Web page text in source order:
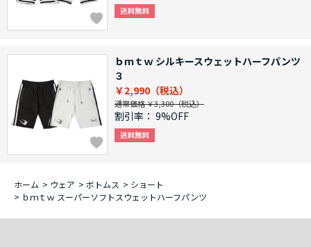
ｂｍｔｗ シルキースウェットハーフパンツ
３
￥2,990
通常価格 ￥3,300
割引率： 9%OFF
ホーム > ウェア > ボトムス > ショート
> ｂｍｔｗ スーパーソフトスウェットハーフパンツ